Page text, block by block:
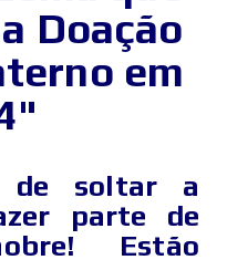
Doação
em
de soltar a
parte de
Estão